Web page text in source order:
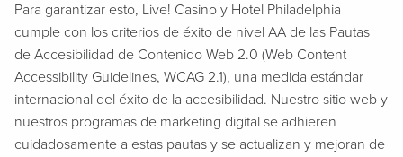
Para garantizar esto, Live! Casino y Hotel Philadelphia
cumple con los criterios de éxito de nivel AA de las Pautas
de Accesibilidad de Contenido Web 2.0 (Web Content
Accessibility Guidelines, WCAG 2.1), una medida estándar
internacional del éxito de la accesibilidad. Nuestro sitio web y
nuestros programas de marketing digital se adhieren
cuidadosamente a estas pautas y se actualizan y mejoran de